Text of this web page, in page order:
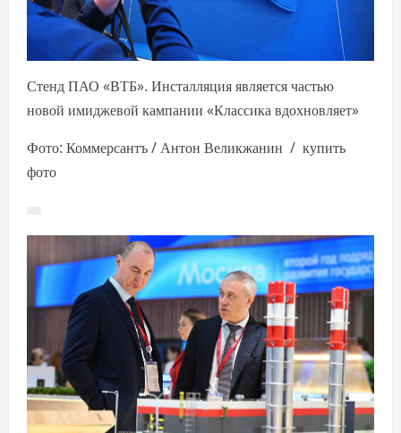
Стенд ПАО «ВТБ». Инсталляция является частью
новой имиджевой кампании «Классика вдохновляет»
Фото: Коммерсантъ / Антон Великжанин / купить
фото